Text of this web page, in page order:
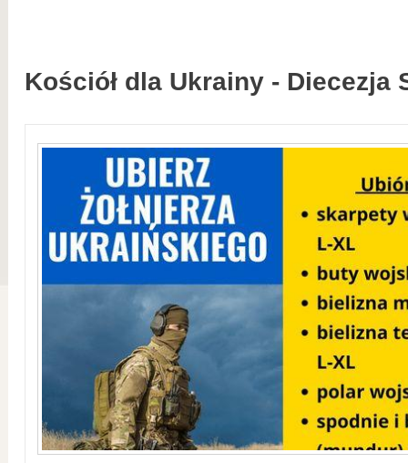
Kościół dla Ukrainy - Diecezja